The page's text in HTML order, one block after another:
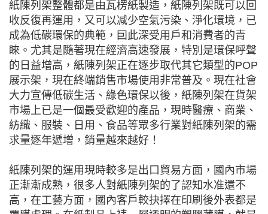
紙陳列架整體都是由瓦楞紙製造，紙陳列架既可以回
收反復再運用，又可以减少空氣污染、淨化環境，已
成為低碳環保的典範，囙此深受用戶和消費者的青
睞。尤其是隨著現在經濟高速發展，特別是環保呼聲
的日益增高，紙陳列架正在逐步取代其它類型的POP
展示架，現在終端銷售市場使用非常普及。現在社會
大力宣傳低碳生活、綠色環保以後，紙陳列架在貨架
市場上已是一個最受歡迎的產品，現時醫療、商業、
紡織、服裝、日用、食品等眾多行業對紙陳列架的需
求量逐年遞增，銷量越來越好！
紙陳列架的運用現時較多是出口貿易方面，國內市場
正漸漸成熟，很多人對紙陳列架的了認知水准還不
高，在工藝方面，國內客戶較抉擇在印刷後外表都是